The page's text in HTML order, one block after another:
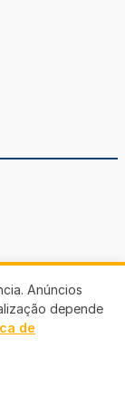
Anúncios
depende
de